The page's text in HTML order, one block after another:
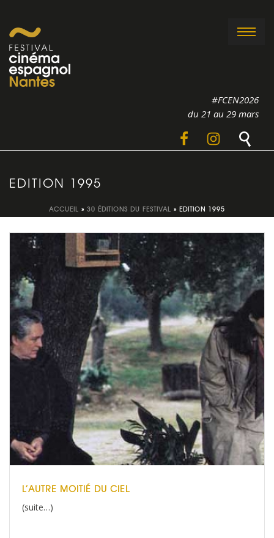
#FCEN2026
du 21 au 29 mars
EDITION 1995
ACCUEIL » 30 ÉDITIONS DU FESTIVAL » EDITION 1995
L’AUTRE MOITIÉ DU CIEL
(suite…)